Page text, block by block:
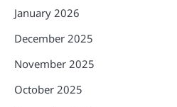
January 2026
December 2025
November 2025
October 2025